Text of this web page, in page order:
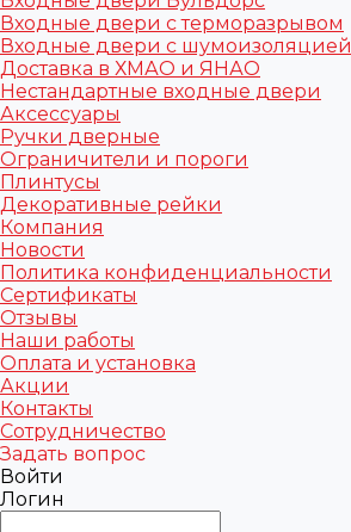
Входные двери с терморазрывом
Входные двери с шумоизоляцией
Доставка в ХМАО и ЯНАО
Нестандартные входные двери
Аксессуары
Ручки дверные
Ограничители и пороги
Плинтусы
Декоративные рейки
Компания
Новости
Политика конфиденциальности
Сертификаты
Отзывы
Наши работы
Оплата и установка
Акции
Контакты
Сотрудничество
Задать вопрос
Войти
Логин